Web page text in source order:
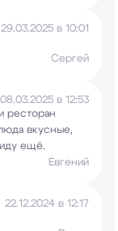
29.03.2025 в 10:01
Сергей
08.03.2025 в 12:53
ресторан
вкусные,
ещё.
Евгений
22.12.2024 в 12:17